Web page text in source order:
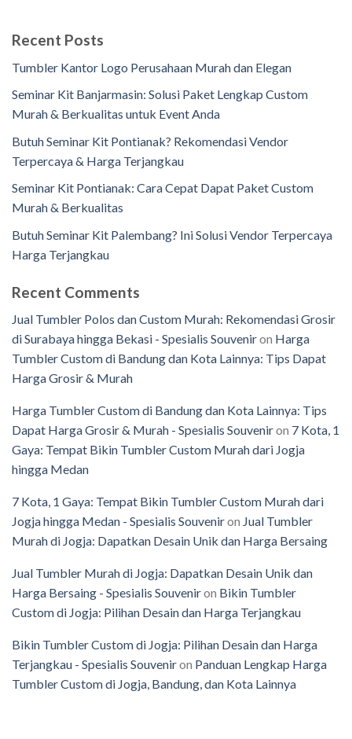
Recent Posts
Tumbler Kantor Logo Perusahaan Murah dan Elegan
Seminar Kit Banjarmasin: Solusi Paket Lengkap Custom
Murah & Berkualitas untuk Event Anda
Butuh Seminar Kit Pontianak? Rekomendasi Vendor
Terpercaya & Harga Terjangkau
Seminar Kit Pontianak: Cara Cepat Dapat Paket Custom
Murah & Berkualitas
Butuh Seminar Kit Palembang? Ini Solusi Vendor Terpercaya
Harga Terjangkau
Recent Comments
Jual Tumbler Polos dan Custom Murah: Rekomendasi Grosir
di Surabaya hingga Bekasi - Spesialis Souveniron Harga
Tumbler Custom di Bandung dan Kota Lainnya: Tips Dapat
Harga Grosir & Murah
Harga Tumbler Custom di Bandung dan Kota Lainnya: Tips
Dapat Harga Grosir & Murah - Spesialis Souveniron 7 Kota, 1
Gaya: Tempat Bikin Tumbler Custom Murah dari Jogja
hingga Medan
7 Kota, 1 Gaya: Tempat Bikin Tumbler Custom Murah dari
Jogja hingga Medan - Spesialis Souveniron Jual Tumbler
Murah di Jogja: Dapatkan Desain Unik dan Harga Bersaing
Jual Tumbler Murah di Jogja: Dapatkan Desain Unik dan
Harga Bersaing - Spesialis Souveniron Bikin Tumbler
Custom di Jogja: Pilihan Desain dan Harga Terjangkau
Bikin Tumbler Custom di Jogja: Pilihan Desain dan Harga
Terjangkau - Spesialis Souveniron Panduan Lengkap Harga
Tumbler Custom di Jogja, Bandung, dan Kota Lainnya